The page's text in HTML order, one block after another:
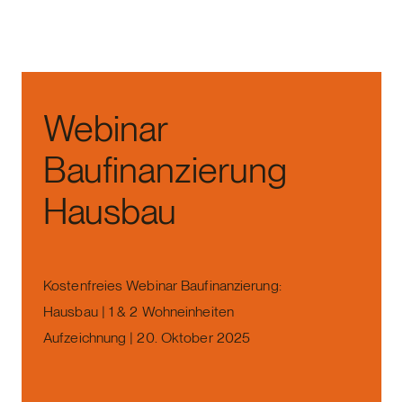
Webinar
Baufinanzierung
Hausbau
Kostenfreies Webinar Baufinanzierung:
Hausbau | 1 & 2 Wohneinheiten
Aufzeichnung | 20. Oktober 2025